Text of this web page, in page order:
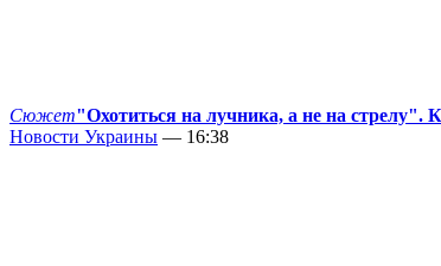
Сюжет"Охотиться на лучника, а не на стрелу".
Новости Украины — 16:38